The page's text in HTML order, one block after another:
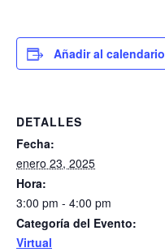
Añadir al calendario
DETALLES
Fecha:
enero 23, 2025
Hora:
3:00 pm - 4:00 pm
Categoría del Evento:
Virtual